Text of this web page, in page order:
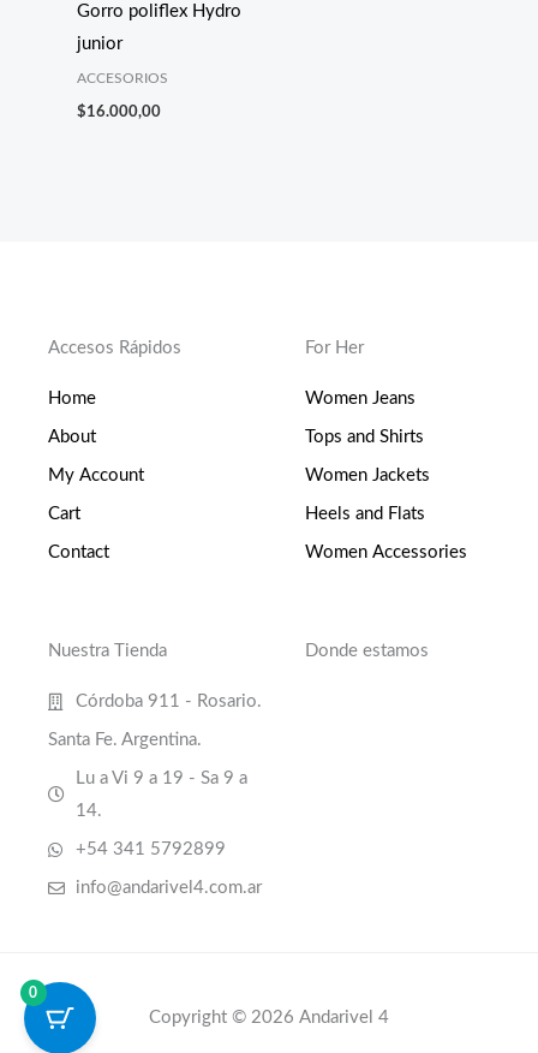
Gorro poliflex Hydro
junior
ACCESORIOS
$16.000,00
Accesos Rápidos
Home
About
My Account
Cart
Contact
For Her
Women Jeans
Tops and Shirts
Women Jackets
Heels and Flats
Women Accessories
Nuestra Tienda
Córdoba 911 - Rosario.
Santa Fe. Argentina.
Lu a Vi 9 a 19 - Sa 9 a
14.
+54 341 5792899
info@andarivel4.com.ar
Donde estamos
Copyright © 2026 Andarivel 4
0